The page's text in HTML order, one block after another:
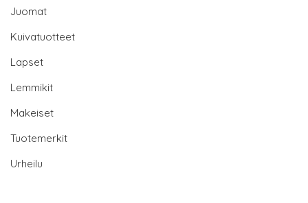
Juomat
Kuivatuotteet
Lapset
Lemmikit
Makeiset
Tuotemerkit
Urheilu